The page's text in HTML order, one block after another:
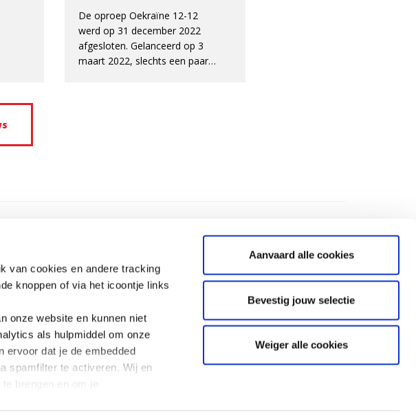
van cookies en andere tracking
knoppen of via het icoontje links
onze website en kunnen niet
als hulpmiddel om onze
ervoor dat je de embedded
spamfilter te activeren. Wij en
brengen en om je
Aanvaard alle cookies
Bevestig jouw selectie
Weiger alle cookies
De oproep Oekraïne 12-12
werd op 31 december 2022
afgesloten. Gelanceerd op 3
maart 2022, slechts een paar
43/B, 1210 Brussel
BANKINFORMATIE
IBAN : BE 19 0000 0000 1212